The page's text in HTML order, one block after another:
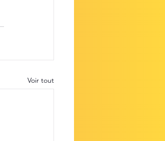
Voir tout